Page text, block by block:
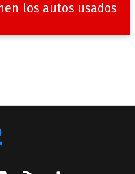
los autos usados